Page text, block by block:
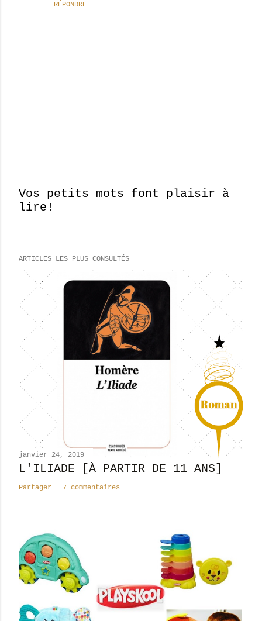
RÉPONDRE
E
g
t
r
c
m
n
t
i
Vos petits mots font plaisir à
lire!
ARTICLES LES PLUS CONSULTÉS
janvier 24, 2019
L'ILIADE [À PARTIR DE 11 ANS]
Partager 7 commentaires